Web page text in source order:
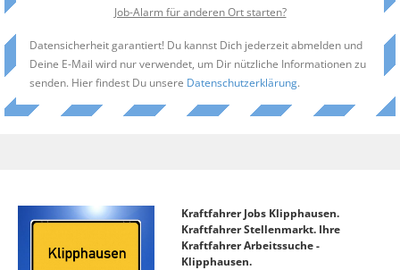
Job-Alarm für anderen Ort starten?
Datensicherheit garantiert! Du kannst Dich jederzeit abmelden und
Deine E-Mail wird nur verwendet, um Dir nützliche Informationen zu
senden. Hier findest Du unsere Datenschutzerklärung.
Kraftfahrer Jobs Klipphausen.
Kraftfahrer Stellenmarkt. Ihre
Kraftfahrer Arbeitssuche -
Klipphausen.